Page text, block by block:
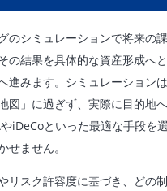
のシミュレーションで将来の
の結果を具体的な資産形成へ
進みます。シミュレーション
図」に過ぎず、実際に目的地
iDeCoといった最適な手段を
せません。
リスク許容度に基づき、どの